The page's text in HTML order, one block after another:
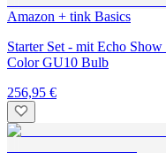
Amazon + tink Basics
Starter Set - mit Echo
Color GU10 Bulb
256,95 €